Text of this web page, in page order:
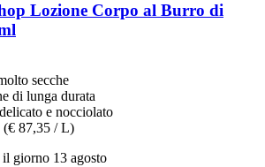
Lozione Corpo al Burro di
secche
di lunga durata
e nocciolato
(€ 87,35 / L)
giorno 13 agosto